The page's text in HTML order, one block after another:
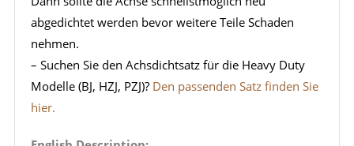
abgedichtet werden bevor weitere Teile Schaden
nehmen.
– Suchen Sie den Achsdichtsatz für die Heavy Duty
Modelle (BJ, HZJ, PZJ)? Den passenden Satz finden Sie
hier.